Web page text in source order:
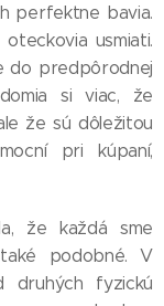
perfektne bavia.
usmiati.
do predpôrodnej
si viac, že
že sú dôležitou
pri kúpaní,
že každá sme
podobné. V
druhých fyzickú